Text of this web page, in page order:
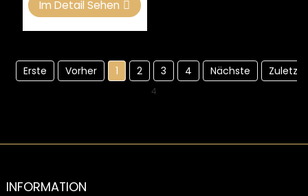
Im Detail Sehen
Erste Vorher 1 2 3 4 Nächste Zuletzt
4
INFORMATION